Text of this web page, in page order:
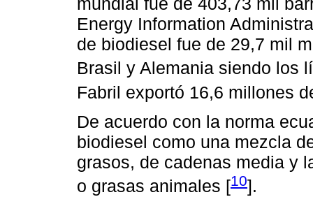
Energy Information
de biodiesel fue de 29,7 mil
Brasil y Alemania siendo los
Fabril exportó 16,6 millones
De acuerdo con la norma
biodiesel como una mezcla
grasos, de cadenas media y
o grasas animales [10].